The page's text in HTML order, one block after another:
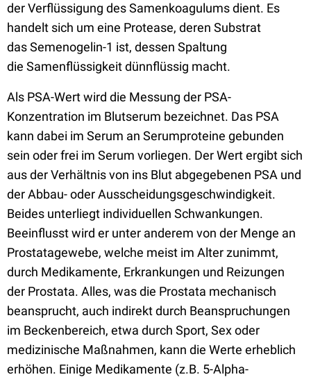
der Verflüssigung des Samenkoagulums dient. Es
handelt sich um eine Protease, deren Substrat
das Semenogelin-1 ist, dessen Spaltung
die Samenflüssigkeit dünnflüssig macht.
Als PSA-Wert wird die Messung der PSA-
Konzentration im Blutserum bezeichnet. Das PSA
kann dabei im Serum an Serumproteine gebunden
sein oder frei im Serum vorliegen. Der Wert ergibt sich
aus der Verhältnis von ins Blut abgegebenen PSA und
der Abbau- oder Ausscheidungsgeschwindigkeit.
Beides unterliegt individuellen Schwankungen.
Beeinflusst wird er unter anderem von der Menge an
Prostatagewebe, welche meist im Alter zunimmt,
durch Medikamente, Erkrankungen und Reizungen
der Prostata. Alles, was die Prostata mechanisch
beansprucht, auch indirekt durch Beanspruchungen
im Beckenbereich, etwa durch Sport, Sex oder
medizinische Maßnahmen, kann die Werte erheblich
erhöhen. Einige Medikamente (z.B. 5-Alpha-